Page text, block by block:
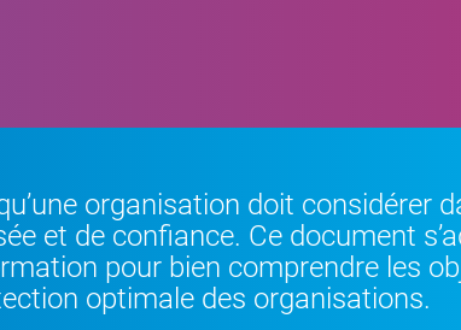
organisation doit considérer
et de confiance. Ce document
pour bien comprendre les
optimale des organisations.